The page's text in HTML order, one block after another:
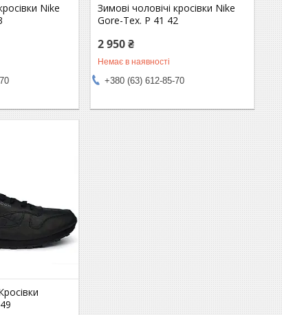
Nike
Зимові чоловічі кросівки Nike
Gore-Tex. Р 41 42
2 950 ₴
Немає в наявності
+380 (63) 612-85-70